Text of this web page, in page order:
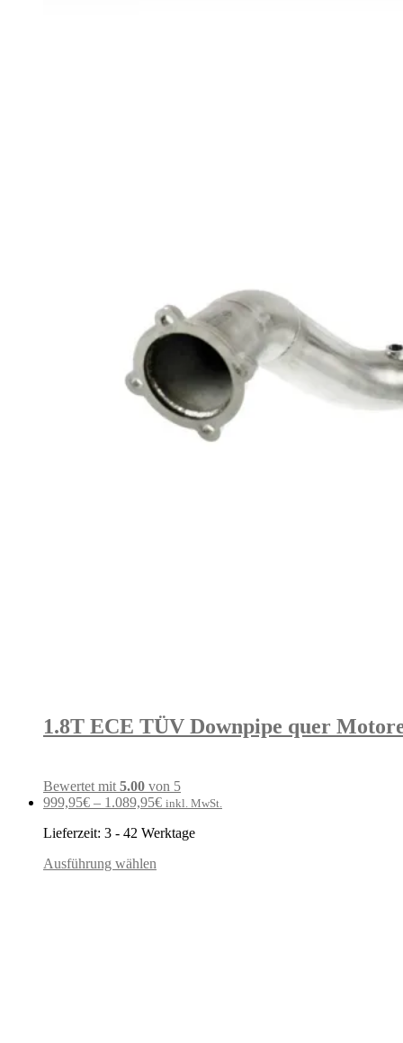
1.8T ECE TÜV Downpipe quer
Bewertet mit5.00 von 5
999,95€ – 1.089,95€ inkl. MwSt.
Lieferzeit: 3 - 42 Werktage
Ausführung wählen